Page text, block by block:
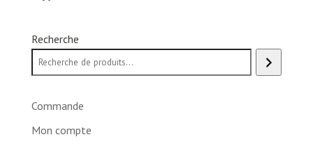
Recherche
Commande
Mon compte